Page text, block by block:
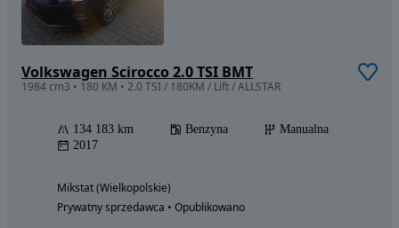
Volkswagen Scirocco 2.0 TSI BMT
1984 cm3 • 180 KM • 2.0 TSI / 180KM / Lift / ALLSTAR
134 183 km Benzyna
Manualna
2017
Mikstat (Wielkopolskie)
Prywatny sprzedawca • Opublikowano